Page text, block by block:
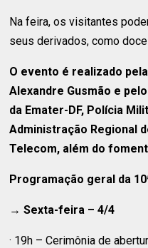
Na feira, os visitantes
seus derivados, como
O evento é realizado
Alexandre Gusmão e
da Emater-DF, Polícia
Administração Regional
Telecom, além do
Programação geral da
→ Sexta-feira – 4/4
· 19h – Cerimônia de